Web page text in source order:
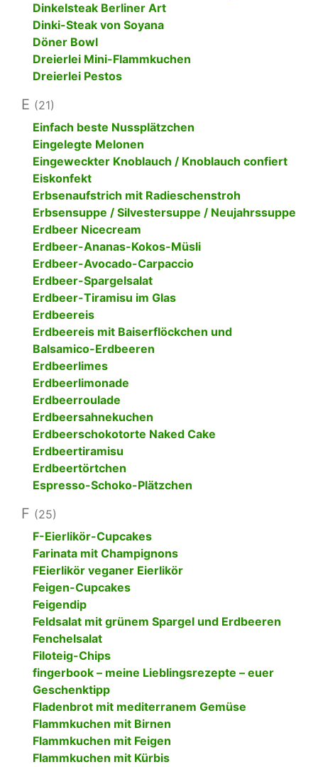
Dinkelsteak Berliner Art
Dinki-Steak von Soyana
Döner Bowl
Dreierlei Mini-Flammkuchen
Dreierlei Pestos
E (21)
Einfach beste Nussplätzchen
Eingelegte Melonen
Eingeweckter Knoblauch / Knoblauch confiert
Eiskonfekt
Erbsenaufstrich mit Radieschenstroh
Erbsensuppe / Silvestersuppe / Neujahrssuppe
Erdbeer Nicecream
Erdbeer-Ananas-Kokos-Müsli
Erdbeer-Avocado-Carpaccio
Erdbeer-Spargelsalat
Erdbeer-Tiramisu im Glas
Erdbeereis
Erdbeereis mit Baiserflöckchen und
Balsamico-Erdbeeren
Erdbeerlimes
Erdbeerlimonade
Erdbeerroulade
Erdbeersahnekuchen
Erdbeerschokotorte Naked Cake
Erdbeertiramisu
Erdbeertörtchen
Espresso-Schoko-Plätzchen
F (25)
F-Eierlikör-Cupcakes
Farinata mit Champignons
FEierlikör veganer Eierlikör
Feigen-Cupcakes
Feigendip
Feldsalat mit grünem Spargel und Erdbeeren
Fenchelsalat
Filoteig-Chips
fingerbook – meine Lieblingsrezepte – euer
Geschenktipp
Fladenbrot mit mediterranem Gemüse
Flammkuchen mit Birnen
Flammkuchen mit Feigen
Flammkuchen mit Kürbis